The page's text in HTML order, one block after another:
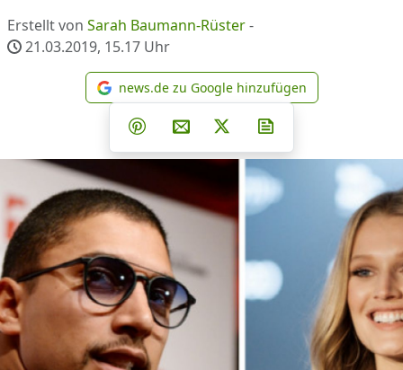
Erstellt von Sarah Baumann-Rüster-
21.03.2019, 15.17 Uhr
news.de zu Google
news.de zu Google hinzufügen
Teilen auf Facebook
Teilen auf Whatsapp
Teilen auf Telegram
Teilen auf Pinterest
Per E-Mail teilen
Post auf X